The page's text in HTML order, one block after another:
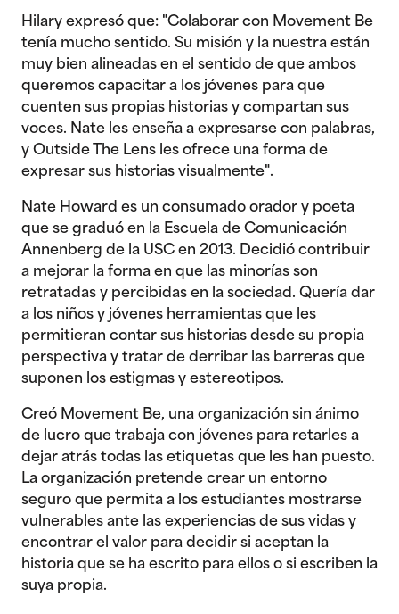
Hilary expresó que: "Colaborar con Movement Be
tenía mucho sentido. Su misión y la nuestra están
muy bien alineadas en el sentido de que ambos
queremos capacitar a los jóvenes para que
cuenten sus propias historias y compartan sus
voces. Nate les enseña a expresarse con palabras,
y Outside The Lens les ofrece una forma de
expresar sus historias visualmente".
Nate Howard es un consumado orador y poeta
que se graduó en la Escuela de Comunicación
Annenberg de la USC en 2013. Decidió contribuir
a mejorar la forma en que las minorías son
retratadas y percibidas en la sociedad. Quería dar
a los niños y jóvenes herramientas que les
permitieran contar sus historias desde su propia
perspectiva y tratar de derribar las barreras que
suponen los estigmas y estereotipos.
Creó Movement Be, una organización sin ánimo
de lucro que trabaja con jóvenes para retarles a
dejar atrás todas las etiquetas que les han puesto.
La organización pretende crear un entorno
seguro que permita a los estudiantes mostrarse
vulnerables ante las experiencias de sus vidas y
encontrar el valor para decidir si aceptan la
historia que se ha escrito para ellos o si escriben la
suya propia.